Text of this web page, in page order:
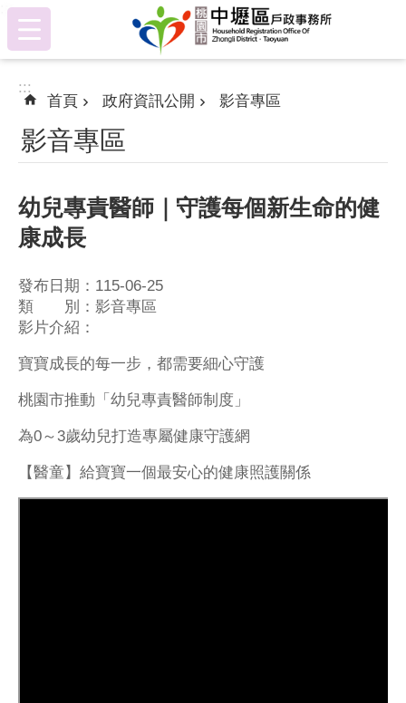
跳到主要內容區塊
:::
:::
首頁 政府資訊公開 影音專區
影音專區
幼兒專責醫師｜守護每個新生命的健
康成長
發布日期：115-06-25
類 別：影音專區
影片介紹：
寶寶成長的每一步，都需要細心守護
桃園市推動「幼兒專責醫師制度」
為0～3歲幼兒打造專屬健康守護網
【醫童】給寶寶一個最安心的健康照護關係